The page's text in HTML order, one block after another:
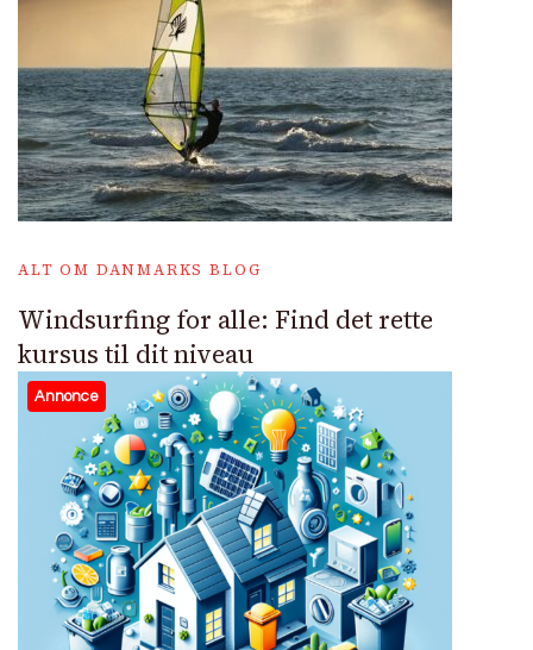
ALT OM DANMARKS BLOG
Windsurfing for alle: Find det rette
kursus til dit niveau
Annonce